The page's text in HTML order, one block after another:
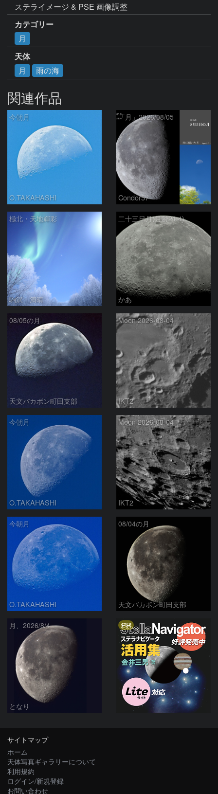
ステライメージ & PSE 画像調整
カテゴリー
月
天体
月
雨の海
関連作品
今朝月
O.TAKAHASHI
「月」2026/08/05
Condor57
極北・天地輝彩
駒沢 満晴
二十三日月(月齢21.4)
かあ
08/05の月
天文バカボン町田支部
Moon 2026-08-04
IKT2
今朝月
O.TAKAHASHI
Moon 2026-08-04
IKT2
今朝月
O.TAKAHASHI
08/04の月
天文バカボン町田支部
月、2026/8/4
となり
PR
サイトマップ
ホーム
天体写真ギャラリーについて
利用規約
ログイン/新規登録
お問い合わせ